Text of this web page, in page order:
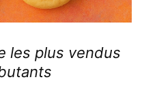
les plus vendus